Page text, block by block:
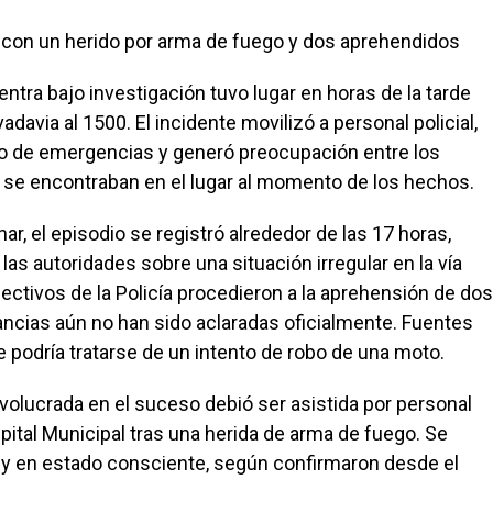
un herido por arma de fuego y dos aprehendidos
bajo investigación tuvo lugar en horas de la tarde
al 1500. El incidente movilizó a personal policial,
de emergencias y generó preocupación entre los
encontraban en el lugar al momento de los hechos.
el episodio se registró alrededor de las 17 horas,
autoridades sobre una situación irregular en la vía
de la Policía procedieron a la aprehensión de dos
aún no han sido aclaradas oficialmente. Fuentes
tratarse de un intento de robo de una moto.
en el suceso debió ser asistida por personal
Municipal tras una herida de arma de fuego. Se
en estado consciente, según confirmaron desde el